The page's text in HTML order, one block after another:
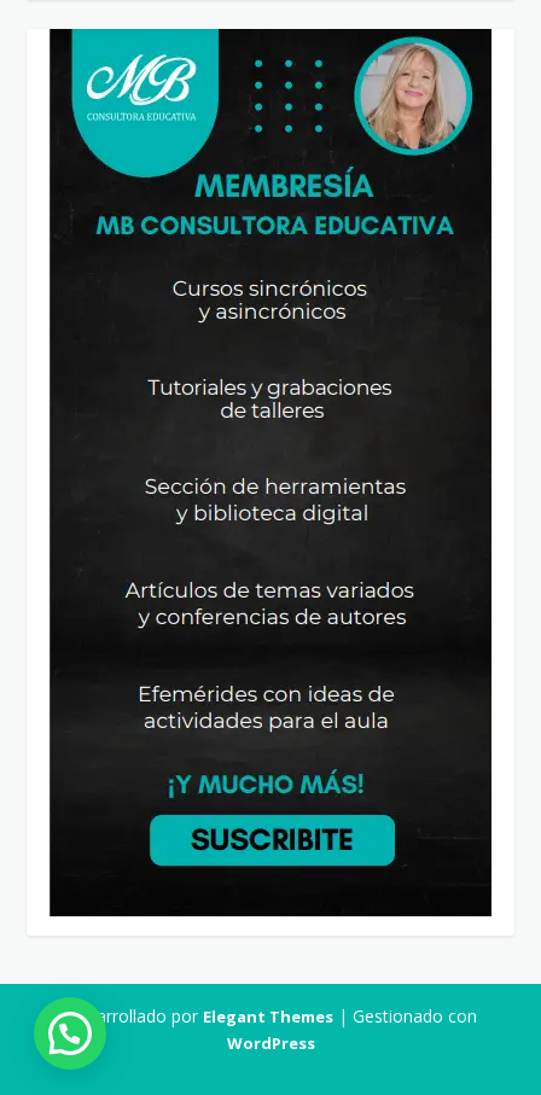
Desarrollado por Elegant Themes| Gestionado con
WordPress